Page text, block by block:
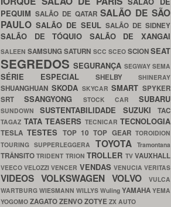
PEQUIM SALÃO DE QATARSALÃO DE SÃO
PAULO SALÃO DE SEUL SALÃO DE SIDNEY
SALÃO DE TÓQUIO SALÃO DE XANGAI
SALEENSAMSUNGSATURN SCC SCEO SCIONSEAT
SEGREDOSSEGURANÇA SEGWAYSEMA
SÉRIE ESPECIAL SHELBY SHINERAY
SHUANGHUAN SKODA SKYCARSMART SPYKER
SRTSSANGYONG STOCK CAR SUBARU
SUNDOWNSUSTENTABILIDADE SUZUKITAC
TAGAZ TATA TEASERS TECNICAR TECNOLOGIA
TESLATESTES TOP 10TOP GEARTOROIDION
TOURING SUPPERLEGGERA TOYOTATramontana
TRÂNSITOTRIDENT TRIONTROLLER TVVAUXHALL
VEECOVELOZZIVENCER VENDAS VENUCIAVERITAS
VIDEOS VOLKSWAGEN VOLVO
VULCA
WARTBURG WIESMANN WILLYS Wuling YAMAHA YEMA
YOGOMO ZAGATOZENVOZOTYE ZX AUTO